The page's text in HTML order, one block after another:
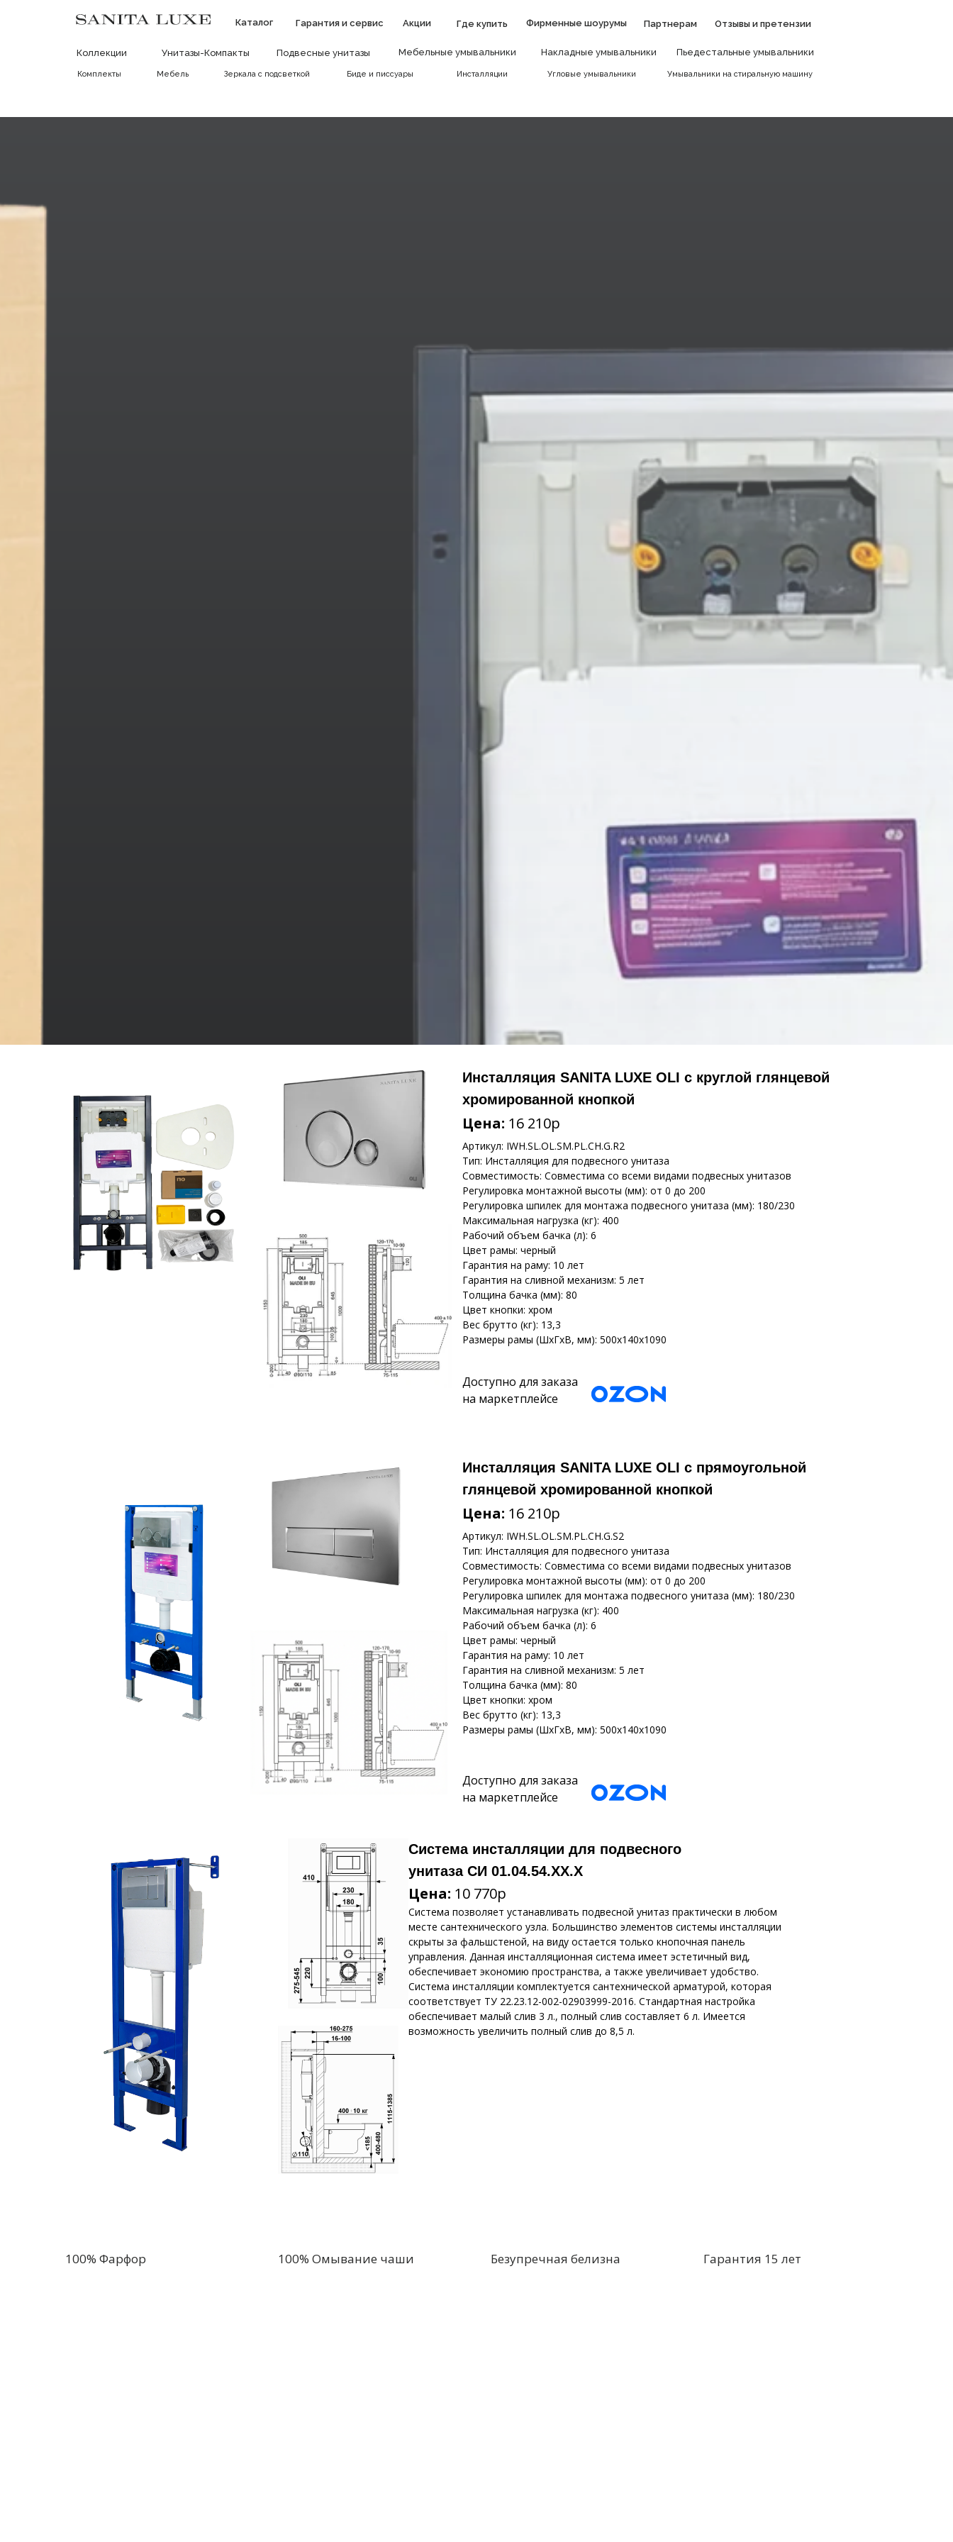
Каталог Гарантия и сервис Где купить
Унитазы-Компакты Пьедестальные умывальники
Накладные умывальники
Мебельные умывальники
Подвесные унитазы
Коллекции
Комплекты
Фирменные шоурумы Партнерам Отзывы и претензии
Умывальники на стиральную машину
Угловые умывальники
Инсталляции
Биде и писсуары
Зеркала с подсветкой
Мебель
Акции
Инсталляция SANITA LUXE OLI с круглой глянцевой
хромированной кнопкой
Артикул: IWH.SL.OL.SM.PL.CH.G.R2
Тип: Инсталляция для подвесного унитаза
Совместимость: Совместима со всеми видами подвесных унитазов
Регулировка монтажной высоты (мм): от 0 до 200
Регулировка шпилек для монтажа подвесного унитаза (мм): 180/230
Максимальная нагрузка (кг): 400
Рабочий объем бачка (л): 6
Цвет рамы: черный
Гарантия на раму: 10 лет
Гарантия на сливной механизм: 5 лет
Толщина бачка (мм): 80
Цвет кнопки: хром
Вес брутто (кг): 13,3
Размеры рамы (ШхГхВ, мм): 500х140х1090
Цена: 16 210р
Доступно для заказа
на маркетплейсе
Инсталляция SANITA LUXE OLI с прямоугольной
глянцевой хромированной кнопкой
Артикул: IWH.SL.OL.SM.PL.CH.G.S2
Тип: Инсталляция для подвесного унитаза
Совместимость: Совместима со всеми видами подвесных унитазов
Регулировка монтажной высоты (мм): от 0 до 200
Регулировка шпилек для монтажа подвесного унитаза (мм): 180/230
Максимальная нагрузка (кг): 400
Рабочий объем бачка (л): 6
Цвет рамы: черный
Гарантия на раму: 10 лет
Гарантия на сливной механизм: 5 лет
Толщина бачка (мм): 80
Цвет кнопки: хром
Вес брутто (кг): 13,3
Размеры рамы (ШхГхВ, мм): 500х140х1090
Цена: 16 210р
Доступно для заказа
на маркетплейсе
Система инсталляции для подвесного
унитаза СИ 01.04.54.ХХ.Х
Система позволяет устанавливать подвесной унитаз практически в любом
месте сантехнического узла. Большинство элементов системы инсталляции
скрыты за фальшстеной, на виду остается только кнопочная панель
управления. Данная инсталляционная система имеет эстетичный вид,
обеспечивает экономию пространства, а также увеличивает удобство.
Система инсталляции комплектуется сантехнической арматурой, которая
соответствует ТУ 22.23.12-002-02903999-2016. Стандартная настройка
обеспечивает малый слив 3 л., полный слив составляет 6 л. Имеется
возможность увеличить полный слив до 8,5 л.
Цена: 10 770р
100% Фарфор 100% Омывание чаши Безупречная белизна Гарантия 15 лет